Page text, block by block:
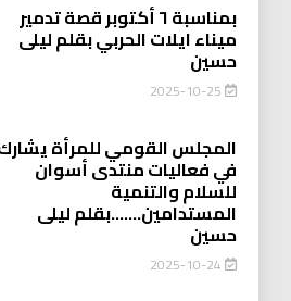
بمناسبة ٦ أكتوبر قصة تدمير
ميناء ايلات الحربي بقلم ليلى
حسين
2025-10-25
المجلس القومي للمرأة
في فعاليات منتدى أسوان
للسلام والتنمية
المستدامين…….بقلم ليلى
حسين
2025-10-24